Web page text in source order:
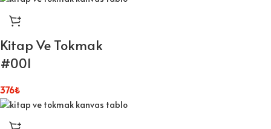
1.sınıf kanvas kumaş ve dayanıklı ahşap şase
Duvara kolayca asılabilecek hafif yapı
Koruyucu vernik sayesinde kolay temizlik
Farklı ölçü seçenekleriyle esnek kullanım
Bu kanvas tablo, her tarz dekorasyona uyum sağlar. Şık ve ekonomik
bir dekorasyon çözümü arıyorsanız, bu tablo tam size göre.
Kitap Ve Tokmak
#001
376₺